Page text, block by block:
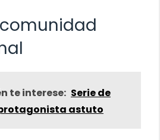
te interese: Serie de
astuto